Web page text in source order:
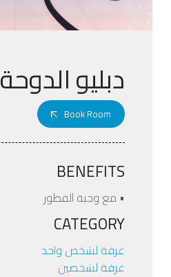
دبليو الدوحة
Book Room
BENEFITS
• مع وجبة الفطور
CATEGORY
غرفة لشخص واحد
غرفة لشخصين